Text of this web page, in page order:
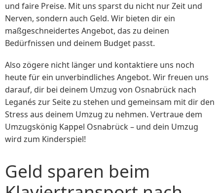
und faire Preise. Mit uns sparst du nicht nur Zeit und
Nerven, sondern auch Geld. Wir bieten dir ein
maßgeschneidertes Angebot, das zu deinen
Bedürfnissen und deinem Budget passt.
Also zögere nicht länger und kontaktiere uns noch
heute für ein unverbindliches Angebot. Wir freuen uns
darauf, dir bei deinem Umzug von Osnabrück nach
Leganés zur Seite zu stehen und gemeinsam mit dir den
Stress aus deinem Umzug zu nehmen. Vertraue dem
Umzugskönig Kappel Osnabrück – und dein Umzug
wird zum Kinderspiel!
Geld sparen beim